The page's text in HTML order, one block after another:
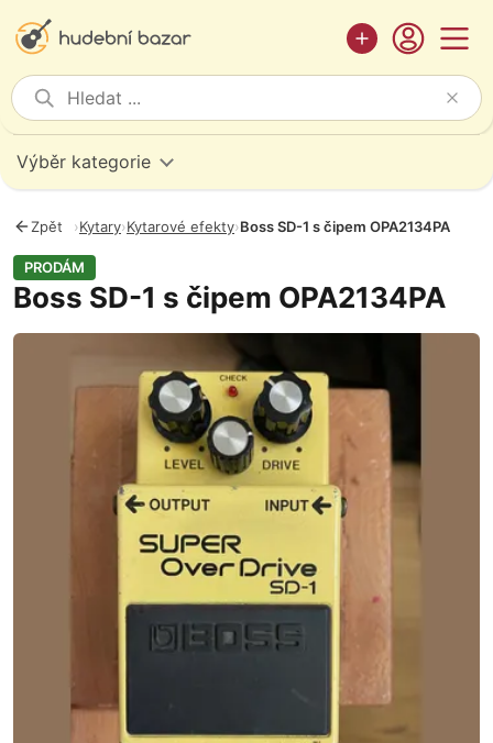
Výběr kategorie
Zpět ›Kytary›Kytarové efekty›Boss SD-1 s čipem OPA2134PA
PRODÁM
Boss SD-1 s čipem OPA2134PA
Fotografie